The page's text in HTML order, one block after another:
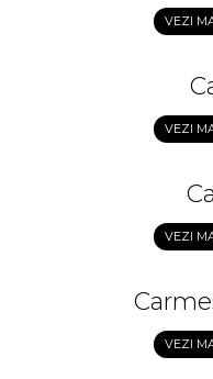
VEZI
VEZI
VEZI
VEZI